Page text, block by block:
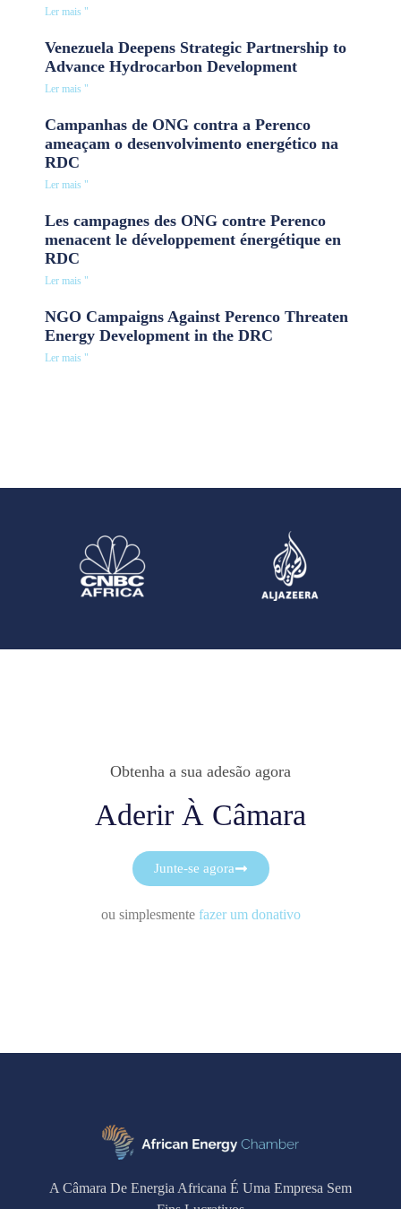
Ler mais "
Venezuela Deepens Strategic Partnership to
Advance Hydrocarbon Development
Ler mais "
Campanhas de ONG contra a Perenco
ameaçam o desenvolvimento energético na
RDC
Ler mais "
Les campagnes des ONG contre Perenco
menacent le développement énergétique en
RDC
Ler mais "
NGO Campaigns Against Perenco Threaten
Energy Development in the DRC
Ler mais "
Obtenha a sua adesão agora
Aderir À Câmara
Junte-se agora
ou simplesmente fazer um donativo
A Câmara De Energia Africana É Uma Empresa Sem